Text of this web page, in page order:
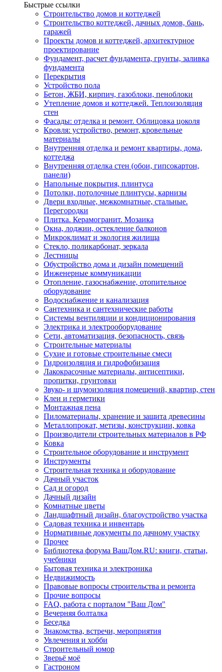
Быстрые ссылки
Строительство домов и коттеджей
Строительство коттеджей, дачных домов, бань,
гаражей
Проекты домов и коттеджей, архитектурное
проектирование
Фундамент, расчет фундамента, грунты, заливка
фундамента
Перекрытия
Устройство пола
Бетон, ЖБИ, кирпич, газоблоки, пеноблоки
Утепление домов и коттеджей. Теплоизоляция
стен
Фасады: отделка и ремонт. Облицовка цоколя
Кровля: устройство, ремонт, кровельные
материалы
Внутренняя отделка и ремонт квартиры, дома,
коттеджа
Внутренняя отделка стен (обои, гипсокартон,
панели)
Напольные покрытия, плинтуса
Потолки, потолочные плинтусы, карнизы
Двери входные, межкомнатные, стальные.
Перегородки
Плитка. Керамогранит. Мозаика
Окна, лоджии, остекление балконов
Микроклимат и экология жилища
Стекло, поликарбонат, зеркала
Лестницы
Обустройство дома и дизайн помещений
Инженерные коммуникации
Отопление, газоснабжение, отопительное
оборудование
Водоснабжение и канализация
Сантехника и сантехнические работы
Системы вентиляции и кондиционирования
Электрика и электрооборудование
Сети, автоматизация, безопасность, связь
Строительные материалы
Сухие и готовые строительные смеси
Гидроизоляция и гидрофобизация
Лакокрасочные материалы, антисептики,
пропитки, грунтовки
Звуко- и шумоизоляция помещений, квартир, стен
Клеи и герметики
Монтажная пена
Пиломатериалы, хранение и защита древесины
Металлопрокат, метизы, конструкции, ковка
Производители строительных материалов в РФ
Ковка
Строительное оборудование и инструмент
Инструменты
Строительная техника и оборудование
Дачный участок
Сад и огород
Дачный дизайн
Комнатные цветы
Ландшафтный дизайн, благоустройство участка
Садовая техника и инвентарь
Нормативные документы по дачному участку
Прочее
Библиотека форума ВашДом.RU: книги, статьи,
учебники
Бытовая техника и электроника
Недвижимость
Правовые вопросы строительства и ремонта
Прочие вопросы
FAQ, работа с порталом "Ваш Дом"
Вечерняя болталка
Беседка
Знакомства, встречи, мероприятия
Увлечения и хобби
Строительный юмор
Зверьё моё
Гастроном